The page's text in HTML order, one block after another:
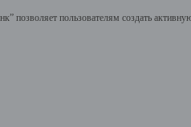
позволяет пользователям создать